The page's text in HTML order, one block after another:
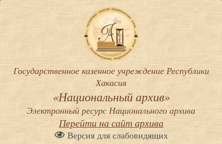
Государственное казенное учреждение Республики
Хакасия
«Национальный архив»
Электронный ресурс Национального архива
Перейти на сайт архива
Версия для слабовидящих